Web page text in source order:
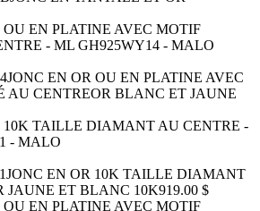
JONC EN OR OU EN PLATINE AVEC
AU CENTREOR BLANC ET JAUNE
JONC EN OR 10K TAILLE DIAMANT
JAUNE ET BLANC 10K919.00 $